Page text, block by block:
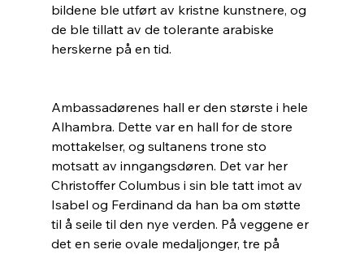
bildene ble utført av kristne kunstnere, og
de ble tillatt av de tolerante arabiske
herskerne på en tid.
Ambassadørenes hall er den største i hele
Alhambra. Dette var en hall for de store
mottakelser, og sultanens trone sto
motsatt av inngangsdøren. Det var her
Christoffer Columbus i sin ble tatt imot av
Isabel og Ferdinand da han ba om støtte
til å seile til den nye verden. På veggene er
det en serie ovale medaljonger, tre på